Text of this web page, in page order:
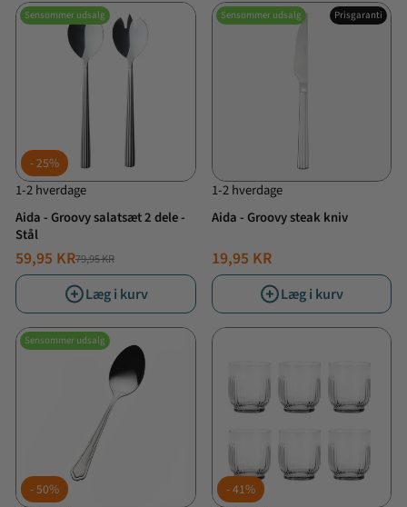
Sensommer udsalg
25%
1-2 hverdage
Aida - Groovy salatsæt 2 dele -
Stål
NORMALPRIS
79,95 KR
TILBUDSPRIS
59,95 KR
Læg i kurv
Sensommer udsalg Prisgaranti
1-2 hverdage
Aida - Groovy steak kniv
19,95 KR
Læg i kurv
Sensommer udsalg
50% 41%